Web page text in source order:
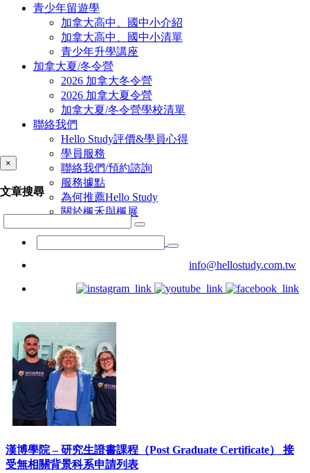
青少年留遊學
加拿大高中、國中小介紹
加拿大高中、國中小清單
青少年升學講座
加拿大夏/冬令營
2026 加拿大冬令營
2026 加拿大夏令營
加拿大夏/冬令營學校清單
聯絡我們
Hello Study評價&學員心得
學員服務
聯絡我們/預約諮詢
服務據點
為何推薦Hello Study
關於楓禾與楓展
info@hellostudy.com.tw
漢博學院 – 研究生證書課程（Post Graduate Certificate） 接
受無相關背景科系申請列表
×
文章搜尋